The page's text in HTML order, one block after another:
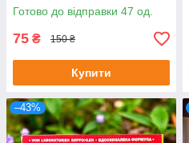
Готово до відправки 47 од.
75 ₴ 150 ₴
Купити
–43%